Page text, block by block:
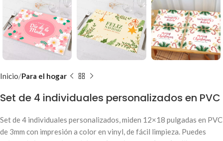
Inicio Para el hogar
Set de 4 individuales personalizados en PVC
Set de 4 individuales personalizados, miden 12×18 pulgadas en PVC
de 3mm con impresión a color en vinyl, de fácil limpieza. Puedes